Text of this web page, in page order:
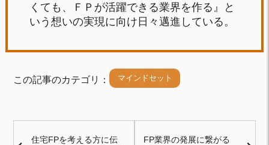
くても、ＦＰが活躍できる業界を作る』と
いう想いの実現に向け日々邁進している。
この記事のカテゴリ： マインドセット
住宅FPを考える方に伝
FP業界の発展に繋がる